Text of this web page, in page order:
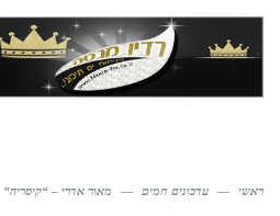
ראשי — עדכונים חמים — מאור אדרי – “קיסריה”